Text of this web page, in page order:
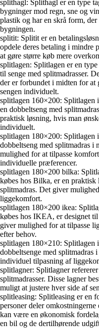
splithagl: Splithagl er en type
bygninger mod regn, sne og
plastik og har en skrå form,
bygningen.
splitit: Splitit er en
opdele deres betaling i mindre
at gøre større køb mere
splitlagen: Splitlagen er en
til senge med splitmadrasser.
der er forbundet i midten for at
sengen individuelt.
splitlagen 160×200: Splitlagen
en dobbeltseng med
praktisk løsning, hvis man
individuelt.
splitlagen 180×200: Splitlagen
dobbeltseng med splitmadras i
mulighed for at tilpasse
individuelle præferencer.
splitlagen 180×200 bilka:
købes hos Bilka, er en praktisk
splitmadras. Det giver
liggekomfort.
splitlagen 180×200 ikea:
købes hos IKEA, er designet
giver mulighed for at tilpasse
efter behov.
splitlagen 180×210: Splitlagen
dobbeltsenge med
individuel tilpasning af
splitlagner: Splitlagner
splitmadrasser. Disse lagner
muligt at justere hver side af
splitleasing: Splitleasing er en
personer deler
kan være en økonomisk
en bil og de dertilhørende